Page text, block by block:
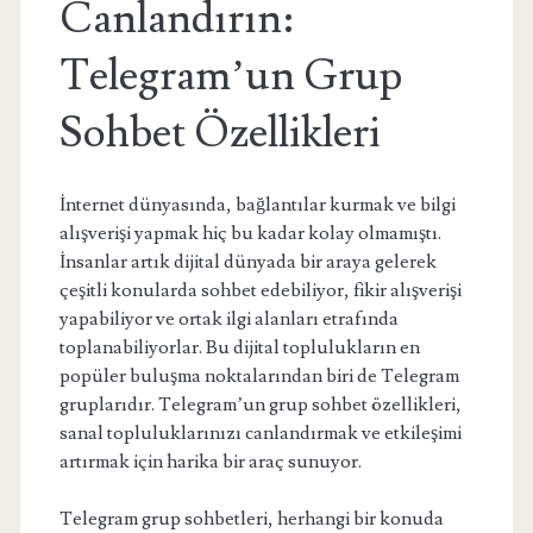
Canlandırın:
Telegram’un Grup
Sohbet Özellikleri
İnternet dünyasında, bağlantılar kurmak ve bilgi
alışverişi yapmak hiç bu kadar kolay olmamıştı.
İnsanlar artık dijital dünyada bir araya gelerek
çeşitli konularda sohbet edebiliyor, fikir alışverişi
yapabiliyor ve ortak ilgi alanları etrafında
toplanabiliyorlar. Bu dijital toplulukların en
popüler buluşma noktalarından biri de Telegram
gruplarıdır. Telegram’un grup sohbet özellikleri,
sanal topluluklarınızı canlandırmak ve etkileşimi
artırmak için harika bir araç sunuyor.
Telegram grup sohbetleri, herhangi bir konuda